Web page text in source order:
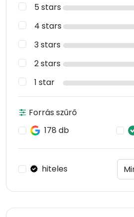
5 stars
4 stars
3 stars
2 stars
1 star
Forrás szűrő
178 db
hiteles